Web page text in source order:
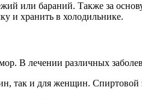
или бараний. Также за
и хранить в холодильнике.
В лечении различных
так и для женщин.